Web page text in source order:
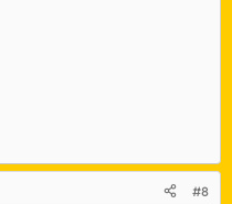
#8